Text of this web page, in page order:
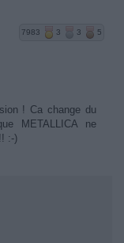
7983 3 3 5
! Ca change du
METALLICA ne
:-)